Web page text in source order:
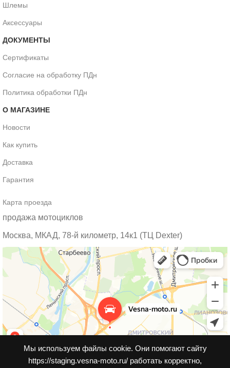
Мы используем файлы cookie. Они помогают сайту
https://staging.vesna-moto.ru/ работать корректно,
Шлемы
Аксессуары
ДОКУМЕНТЫ
Сертификаты
Согласие на обработку ПДн
Политика обработки ПДн
О МАГАЗИНЕ
Новости
Как купить
Доставка
Гарантия
Карта проезда
продажа мотоциклов
Москва, МКАД, 78-й километр, 14к1 (ТЦ Dexter)